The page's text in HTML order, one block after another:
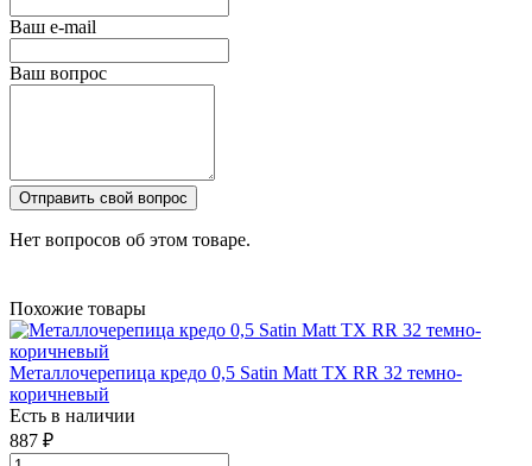
Ваш e-mail
Ваш вопрос
Отправить свой вопрос
Нет вопросов об этом товаре.
Похожие товары
Металлочерепица кредо 0,5 Satin Matt TX RR 32 темно-
коричневый
Есть в наличии
887 ₽